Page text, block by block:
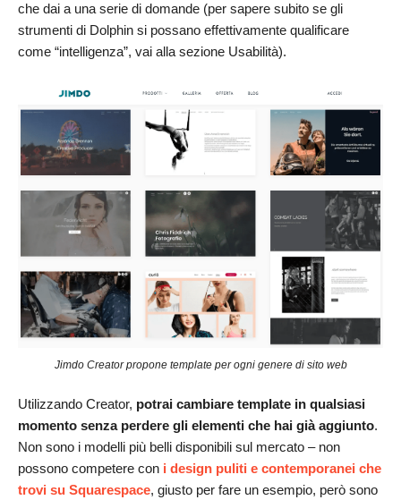
che dai a una serie di domande (per sapere subito se gli
strumenti di Dolphin si possano effettivamente qualificare
come “intelligenza”, vai alla sezione Usabilità).
Jimdo Creator propone template per ogni genere di sito web
Utilizzando Creator, potrai cambiare template in qualsiasi
momento senza perdere gli elementi che hai già aggiunto.
Non sono i modelli più belli disponibili sul mercato – non
possono competere con i design puliti e contemporanei che
trovi su Squarespace, giusto per fare un esempio, però sono